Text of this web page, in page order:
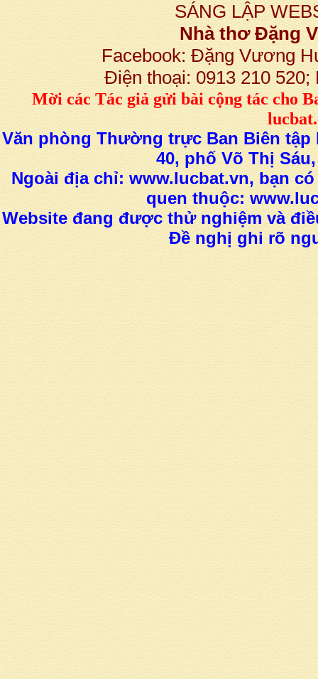
SÁNG LẬP
Nhà thơ Đặng
Facebook: Đặng Vương
Điện thoại: 0913 210
Mời các Tác giả gửi bàicộng tác cho
Văn phòng Thường trực Ban Biên tập
40, phố Võ Thị
Ngoài địa chỉ: www.lucbat.vn, bạn
quen thuộc:
Website đang được thử nghiệm và
Đề nghị ghi rõ